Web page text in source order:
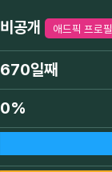
비공개 애드픽 프로필
670일째
0%